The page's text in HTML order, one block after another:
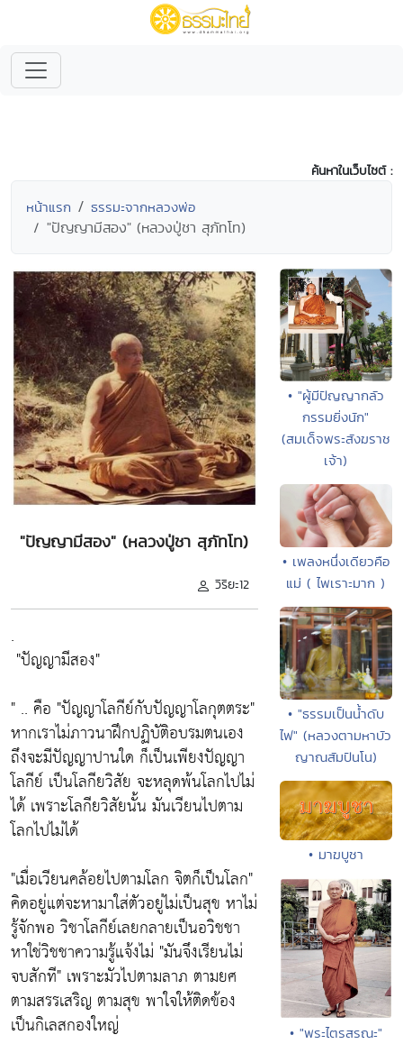
ค้นหาในเว็บไซต์ :
หน้าแรก ธรรมะจากหลวงพ่อ
"ปัญญามีสอง" (หลวงปู่ชา สุภัทโท)
"ปัญญามีสอง" (หลวงปู่ชา สุภัทโท)
วิริยะ12
.
"ปัญญามีสอง"
" .. คือ "ปัญญาโลกีย์กับปัญญาโลกุตตระ"
หากเราไม่ภาวนาฝึกปฏิบัติอบรมตนเอง
ถึงจะมีปัญญาปานใด ก็เป็นเพียงปัญญา
โลกีย์ เป็นโลกียวิสัย จะหลุดพ้นโลกไปไม่
ได้ เพราะโลกียวิสัยนั้น มันเวียนไปตาม
โลกไปไม่ได้
"เมื่อเวียนคล้อยไปตามโลก จิตก็เป็นโลก"
คิดอยู่แต่จะหามาใส่ตัวอยู่ไม่เป็นสุข หาไม่
รู้จักพอ วิชาโลกีย์เลยกลายเป็นอวิชชา
หาใช่วิชชาความรู้แจ้งไม่ "มันจึงเรียนไม่
จบสักที" เพราะมัวไปตามลาภ ตามยศ
ตามสรรเสริญ ตามสุข พาใจให้ติดข้อง
เป็นกิเลสกองใหญ่
• "ผู้มีปัญญากลัว
กรรมยิ่งนัก"
(สมเด็จพระสังฆราช
เจ้า)
• เพลงหนึ่งเดียวคือ
แม่ ( ไพเราะมาก )
• "ธรรมเป็นน้ำดับ
ไฟ" (หลวงตามหาบัว
ญาณสัมปันโน)
• มาฆบูชา
• "พระไตรสรณะ"